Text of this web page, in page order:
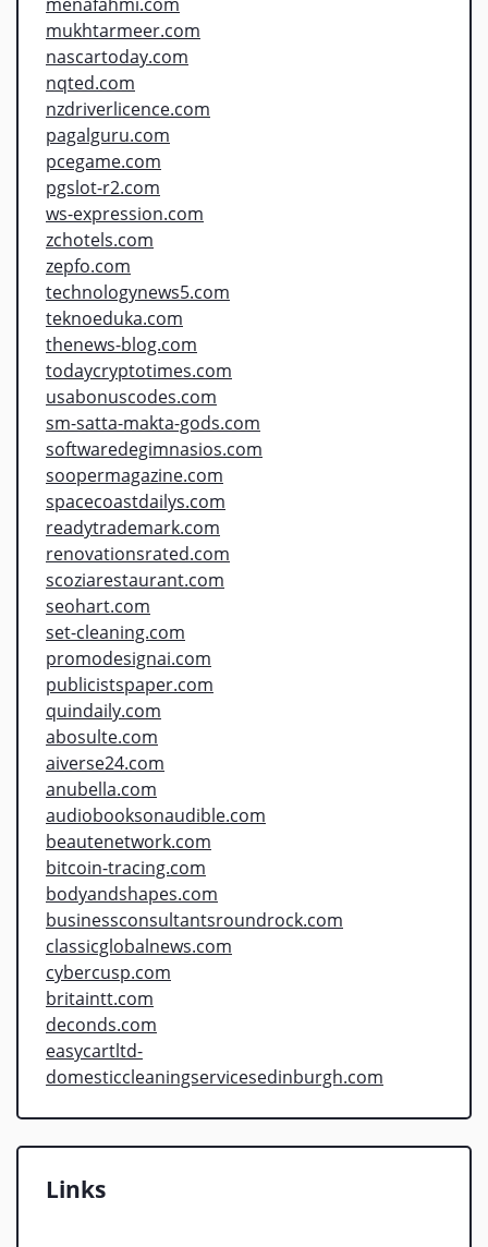
mukhtarmeer.com
nascartoday.com
nqted.com
nzdriverlicence.com
pagalguru.com
pcegame.com
pgslot-r2.com
ws-expression.com
zchotels.com
zepfo.com
technologynews5.com
teknoeduka.com
thenews-blog.com
todaycryptotimes.com
usabonuscodes.com
sm-satta-makta-gods.com
softwaredegimnasios.com
soopermagazine.com
spacecoastdailys.com
readytrademark.com
renovationsrated.com
scoziarestaurant.com
seohart.com
set-cleaning.com
promodesignai.com
publicistspaper.com
quindaily.com
abosulte.com
aiverse24.com
anubella.com
audiobooksonaudible.com
beautenetwork.com
bitcoin-tracing.com
bodyandshapes.com
businessconsultantsroundrock.com
classicglobalnews.com
cybercusp.com
britaintt.com
deconds.com
easycartltd-
domesticcleaningservicesedinburgh.com
Links